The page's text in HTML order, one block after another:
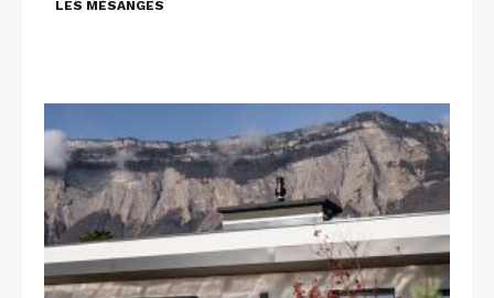
LES MÉSANGES